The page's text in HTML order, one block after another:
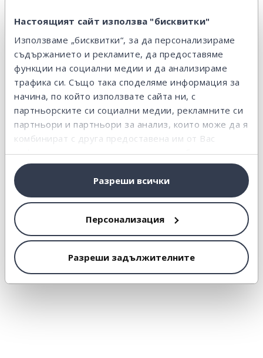
Настоящият сайт използва "бисквитки"
Използваме „бисквитки“, за да персонализираме
съдържанието и рекламите, да предоставяме
функции на социални медии и да анализираме
трафика си. Също така споделяме информация за
начина, по който използвате сайта ни, с
партньорските си социални медии, рекламните си
партньори и партньори за анализ, които може да я
комбинират с друга предоставена им от Вас
информация или с такава, която са събрали от
ползването от Ваша страна на услугите им.
Разреши всички
Персонализация
Разреши задължителните
РАБОТА
Работа на заплата или свободна
практика: кое да избера?
4 юли 2017
филмите